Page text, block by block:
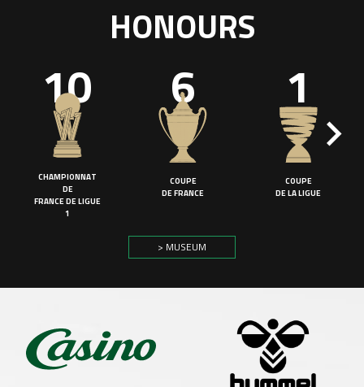
HONOURS
10
CHAMPIONNAT
DE
FRANCE DE LIGUE
1
6
COUPE
DE FRANCE
1
COUPE
DE LA LIGUE
> MUSEUM